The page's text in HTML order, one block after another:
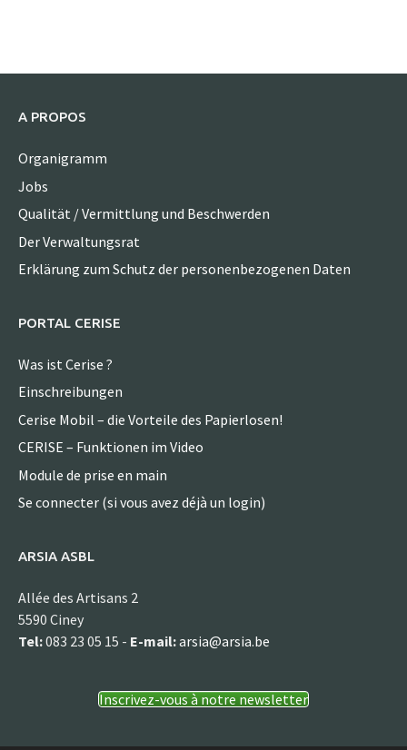
A PROPOS
Organigramm
Jobs
Qualität / Vermittlung und Beschwerden
Der Verwaltungsrat
Erklärung zum Schutz der personenbezogenen Daten
PORTAL CERISE
Was ist Cerise ?
Einschreibungen
Cerise Mobil – die Vorteile des Papierlosen!
CERISE – Funktionen im Video
Module de prise en main
Se connecter (si vous avez déjà un login)
ARSIA ASBL
Allée des Artisans 2
5590 Ciney
Tel:083 23 05 15 - E-mail:arsia@arsia.be
Inscrivez-vous à notre newsletter